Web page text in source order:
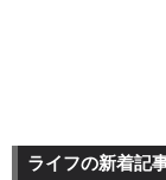
ライフの新着記